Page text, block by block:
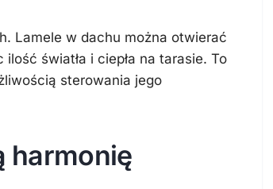
Lamele w dachu można otwierać
światła i ciepła na tarasie. To
sterowania jego
harmonię